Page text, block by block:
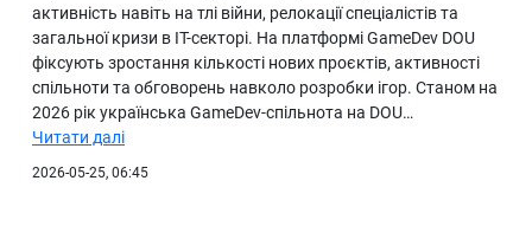
активність навіть на тлі війни, релокації спеціалістів та
загальної кризи в IT-секторі. На платформі GameDev DOU
фіксують зростання кількості нових проєктів, активності
спільноти та обговорень навколо розробки ігор. Станом на
2026 рік українська GameDev-спільнота на DOU…
Читати далі
2026-05-25, 06:45